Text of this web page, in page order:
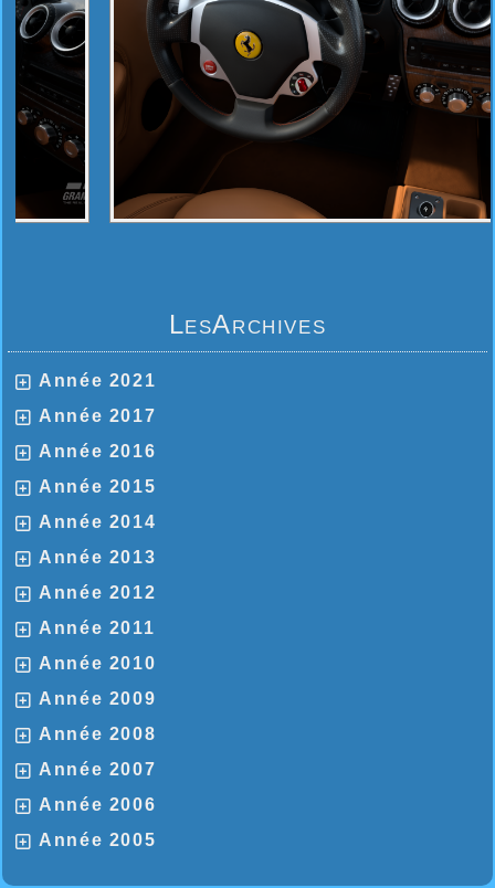
LesArchives
Année 2021
Année 2017
Année 2016
Année 2015
Année 2014
Année 2013
Année 2012
Année 2011
Année 2010
Année 2009
Année 2008
Année 2007
Année 2006
Année 2005